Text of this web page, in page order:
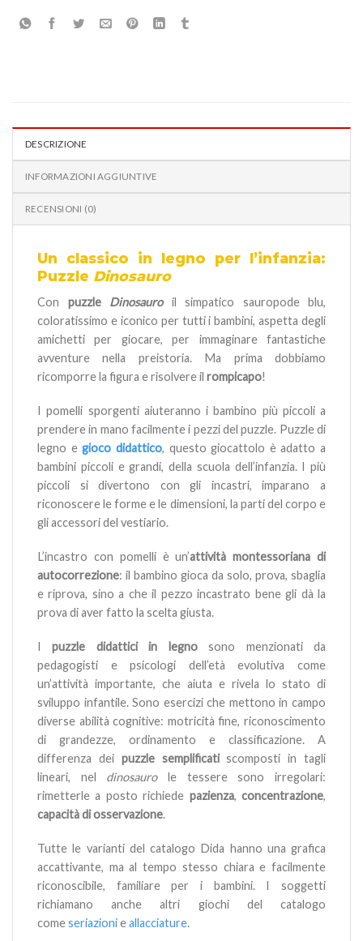
DESCRIZIONE
INFORMAZIONI AGGIUNTIVE
RECENSIONI (0)
Un classico in legno per l’infanzia:
Puzzle Dinosauro
Con puzzle Dinosauro il simpatico sauropode blu,
coloratissimo e iconico per tutti i bambini, aspetta degli
amichetti per giocare, per immaginare fantastiche
avventure nella preistoria. Ma prima dobbiamo
ricomporre la figura e risolvere il rompicapo!
I pomelli sporgenti aiuteranno i bambino più piccoli a
prendere in mano facilmente i pezzi del puzzle. Puzzle di
legno egioco didattico, questo giocattolo è adatto a
bambini piccoli e grandi, della scuola dell’infanzia. I più
piccoli si divertono con gli incastri, imparano a
riconoscere le forme e le dimensioni, la parti del corpo e
gli accessori del vestiario.
L’incastro con pomelli è un’attività montessoriana di
autocorrezione: il bambino gioca da solo, prova, sbaglia
e riprova, sino a che il pezzo incastrato bene gli dà la
prova di aver fatto la scelta giusta.
Ipuzzle didattici in legnosono menzionati da
pedagogisti e psicologi dell’età evolutiva come
un’attività importante, che aiuta e rivela lo stato di
sviluppo infantile. Sono esercizi che mettono in campo
diverse abilità cognitive: motricità fine, riconoscimento
di grandezze, ordinamento e classificazione. A
differenza dei puzzle semplificatiscomposti in tagli
lineari, nel dinosaurole tessere sono irregolari:
rimetterle a posto richiede pazienza, concentrazione,
capacità di osservazione.
Tutte le varianti del catalogo Dida hanno una grafica
accattivante, ma al tempo stesso chiara e facilmente
riconoscibile, familiare per i bambini. I soggetti
richiamano anche altri giochi del catalogo
comeseriazionieallacciature.